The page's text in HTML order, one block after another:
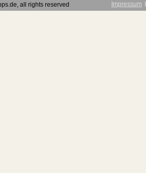
all rights reserved Impressum